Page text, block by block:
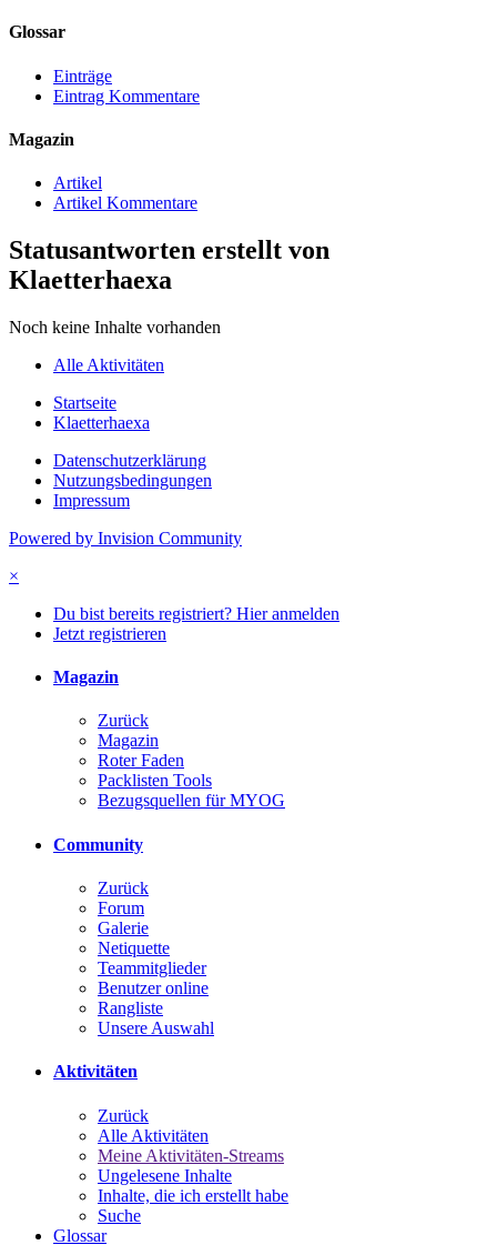
Glossar
Einträge
Eintrag Kommentare
Magazin
Artikel
Artikel Kommentare
Statusantworten erstellt von
Klaetterhaexa
Noch keine Inhalte vorhanden
Alle Aktivitäten
Startseite
Klaetterhaexa
Datenschutzerklärung
Nutzungsbedingungen
Impressum
Powered by Invision Community
×
Du bist bereits registriert? Hier anmelden
Jetzt registrieren
Magazin
Zurück
Magazin
Roter Faden
Packlisten Tools
Bezugsquellen für MYOG
Community
Zurück
Forum
Galerie
Netiquette
Teammitglieder
Benutzer online
Rangliste
Unsere Auswahl
Aktivitäten
Zurück
Alle Aktivitäten
Meine Aktivitäten-Streams
Ungelesene Inhalte
Inhalte, die ich erstellt habe
Suche
Glossar